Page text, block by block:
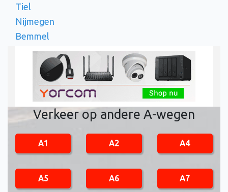
Tiel
Nijmegen
Bemmel
Verkeer op andere A-wegen
A1 A2 A4
A5 A6 A7